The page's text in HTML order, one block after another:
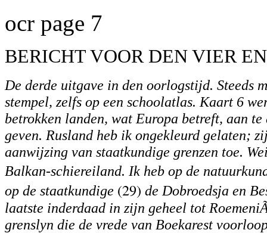
ocr page 7
BERICHT VOOR DEN VIER
De derde uitgave in den oorlogstijd. Steeds
stempel, zelfs op een schoolatlas. Kaart 6
betrokken landen, wat Europa betreft, aan
geven. Rusland heb ik ongekleurd gelaten;
aanwijzing van staatkundige grenzen toe.
Balkan-schiereiland. Ik heb op de
op de staatkundige (29) de Dobroedsja en
laatste inderdaad in zijn geheel tot
grenslyn die de vrede van Boekarest